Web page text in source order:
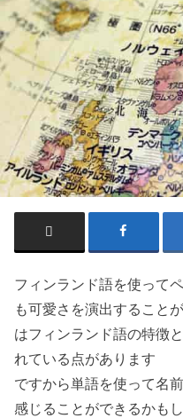
フィンランド語を使って
も可愛さを演出すること
はフィンランド語の特徴
れている点があります
ですから単語を使って名
感じることができるかも